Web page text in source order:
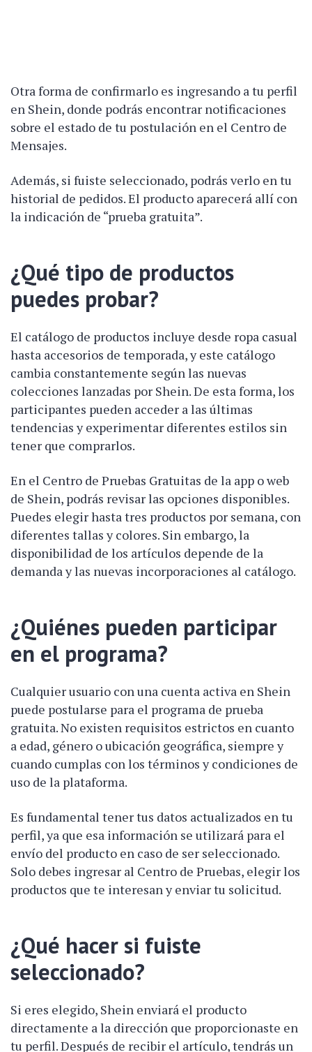
Otra forma de confirmarlo es ingresando a tu perfil
en Shein, donde podrás encontrar notificaciones
sobre el estado de tu postulación en el Centro de
Mensajes.
Además, si fuiste seleccionado, podrás verlo en tu
historial de pedidos. El producto aparecerá allí con
la indicación de “prueba gratuita”.
¿Qué tipo de productos
puedes probar?
El catálogo de productos incluye desde ropa casual
hasta accesorios de temporada, y este catálogo
cambia constantemente según las nuevas
colecciones lanzadas por Shein. De esta forma, los
participantes pueden acceder a las últimas
tendencias y experimentar diferentes estilos sin
tener que comprarlos.
En el Centro de Pruebas Gratuitas de la app o web
de Shein, podrás revisar las opciones disponibles.
Puedes elegir hasta tres productos por semana, con
diferentes tallas y colores. Sin embargo, la
disponibilidad de los artículos depende de la
demanda y las nuevas incorporaciones al catálogo.
¿Quiénes pueden participar
en el programa?
Cualquier usuario con una cuenta activa en Shein
puede postularse para el programa de prueba
gratuita. No existen requisitos estrictos en cuanto
a edad, género o ubicación geográfica, siempre y
cuando cumplas con los términos y condiciones de
uso de la plataforma.
Es fundamental tener tus datos actualizados en tu
perfil, ya que esa información se utilizará para el
envío del producto en caso de ser seleccionado.
Solo debes ingresar al Centro de Pruebas, elegir los
productos que te interesan y enviar tu solicitud.
¿Qué hacer si fuiste
seleccionado?
Si eres elegido, Shein enviará el producto
directamente a la dirección que proporcionaste en
tu perfil. Después de recibir el artículo, tendrás un